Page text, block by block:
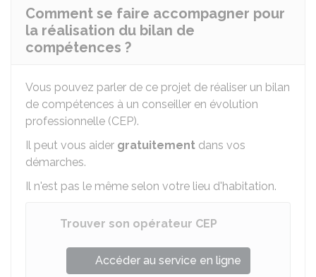
Comment se faire accompagner pour
la réalisation du bilan de
compétences ?
Vous pouvez parler de ce projet de réaliser un bilan
de compétences à un conseiller en évolution
professionnelle (CEP).
Il peut vous aider gratuitement dans vos
démarches.
Il n'est pas le même selon votre lieu d'habitation.
Trouver son opérateur CEP
Accéder au service en ligne